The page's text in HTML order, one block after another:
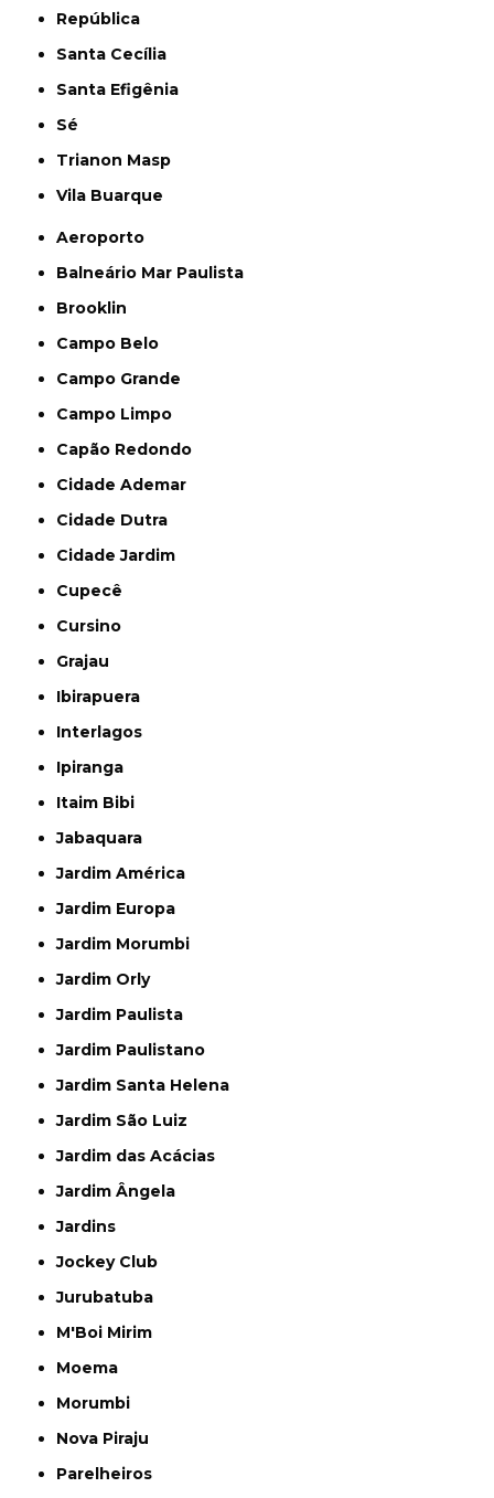
República
Santa Cecília
Santa Efigênia
Sé
Trianon Masp
Vila Buarque
Aeroporto
Balneário Mar Paulista
Brooklin
Campo Belo
Campo Grande
Campo Limpo
Capão Redondo
Cidade Ademar
Cidade Dutra
Cidade Jardim
Cupecê
Cursino
Grajau
Ibirapuera
Interlagos
Ipiranga
Itaim Bibi
Jabaquara
Jardim América
Jardim Europa
Jardim Morumbi
Jardim Orly
Jardim Paulista
Jardim Paulistano
Jardim Santa Helena
Jardim São Luiz
Jardim das Acácias
Jardim Ângela
Jardins
Jockey Club
Jurubatuba
M'Boi Mirim
Moema
Morumbi
Nova Piraju
Parelheiros